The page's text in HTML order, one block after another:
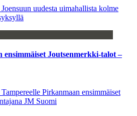
uudesta uimahallista kolme
ensimmäiset Joutsenmerkki-talot –
Pirkanmaan ensimmäiset
JM Suomi